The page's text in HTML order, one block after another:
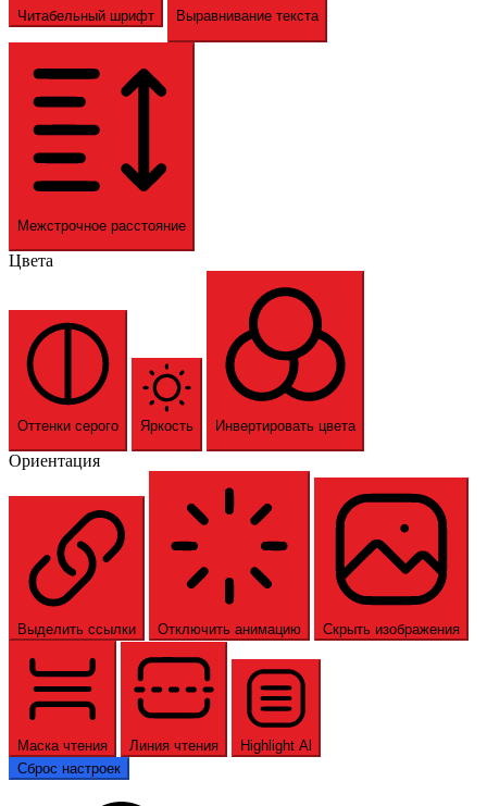
Читабельный шрифт Выравнивание текста
Межстрочное расстояние
Цвета
Оттенки серого Яркость Инвертировать цвета
Ориентация
Выделить ссылки Отключить анимацию Скрыть изображения
Маска чтения Линия чтения
Highlight Al
Сброс настроек